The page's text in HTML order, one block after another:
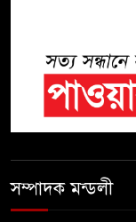
সম্পাদক মন্ডলী